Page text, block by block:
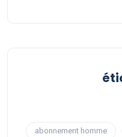
abonnement homme